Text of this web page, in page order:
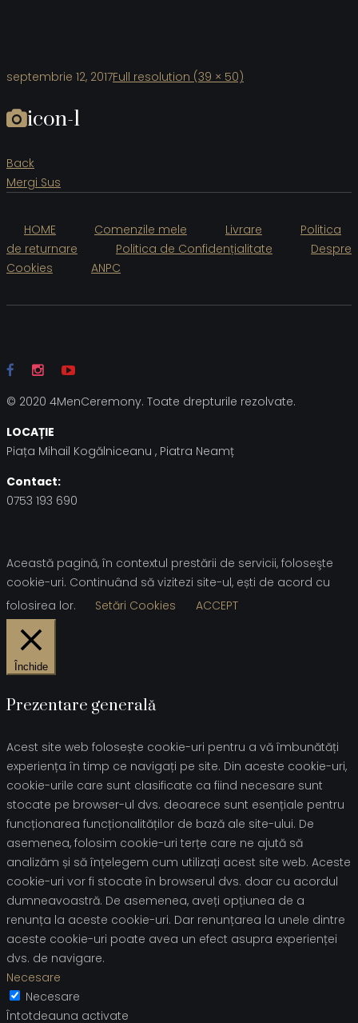
septembrie 12, 2017Full resolution (39 × 50)
icon-1
Back
Mergi Sus
HOME Comenzile mele Livrare
Politica
de returnare
Politica de Confidențialitate
Despre
Cookies
ANPC
© 2020 4MenCeremony. Toate drepturile rezolvate.
LOCAȚIE
Piața Mihail Kogălniceanu , Piatra Neamț
Contact:
0753 193 690
Această pagină, în contextul prestării de servicii, foloseşte
cookie-uri. Continuând să vizitezi site-ul, ești de acord cu
folosirea lor.
Setări Cookies ACCEPT
Închide
Prezentare generală
Acest site web folosește cookie-uri pentru a vă îmbunătăți
experiența în timp ce navigați pe site. Din aceste cookie-uri,
cookie-urile care sunt clasificate ca fiind necesare sunt
stocate pe browser-ul dvs. deoarece sunt esențiale pentru
funcționarea funcționalităților de bază ale site-ului. De
asemenea, folosim cookie-uri terțe care ne ajută să
analizăm și să înțelegem cum utilizați acest site web. Aceste
cookie-uri vor fi stocate în browserul dvs. doar cu acordul
dumneavoastră. De asemenea, aveți opțiunea de a
renunța la aceste cookie-uri. Dar renunțarea la unele dintre
aceste cookie-uri poate avea un efect asupra experienței
dvs. de navigare.
Necesare
Necesare
Întotdeauna activate